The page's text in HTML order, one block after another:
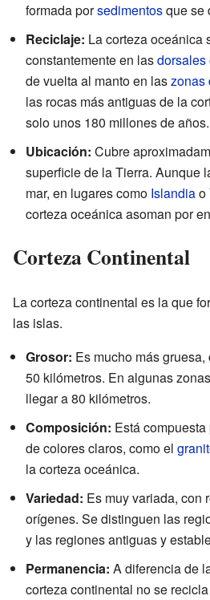
formada porsedimentosque se
Reciclaje: La corteza oceánica
constantemente en las
de vuelta al manto en laszonas
las rocas más antiguas de la
solo unos 180 millones de años.
Ubicación: Cubre
superficie de la Tierra. Aunque
mar, en lugares como Islandiao
corteza oceánica asoman por
Corteza Continental
La corteza continental es la que
las islas.
Grosor: Es mucho más
50 kilómetros. En algunas
llegar a 80 kilómetros.
Composición: Está
de colores claros, como el
la corteza oceánica.
Variedad: Es muy variada, con
orígenes. Se distinguen las
y las regiones antiguas y
Permanencia: A diferencia de
corteza continental no se